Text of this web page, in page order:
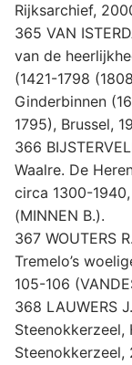
Rijksarchief,
365 VAN
van de
(1421-1798
Ginderbinnen
1795), Brussel,
366
Waalre. De
circa 1300-
(MINNEN B.).
367 WOUTERS
Tremelo’s
105-106
368 LAUWERS
Steenokkerzeel,
Steenokkerzeel,